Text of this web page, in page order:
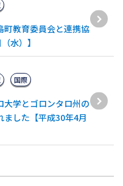
町教育委員会と連携協
水）】
大学とゴロンタロ州の
した【平成30年4月
国際